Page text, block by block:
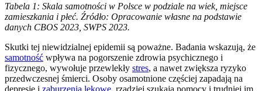
Tabela 1: Skala samotności w Polsce w podziale na wiek, miejsce
zamieszkania i płeć. Źródło: Opracowanie własne na podstawie
danych CBOS 2023, SWPS 2023.
Skutki tej niewidzialnej epidemii są poważne. Badania wskazują, że
samotność wpływa na pogorszenie zdrowia psychicznego i
fizycznego, wywołuje przewlekły stres, a nawet zwiększa ryzyko
przedwczesnej śmierci. Osoby osamotnione częściej zapadają na
depresję i zaburzenia lękowe, rzadziej szukają pomocy i trudniej im